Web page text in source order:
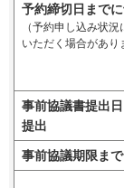
予約締切日まで
（予約申し込み状
いただく場合があり
事前協議書提出
提出
事前協議期限ま